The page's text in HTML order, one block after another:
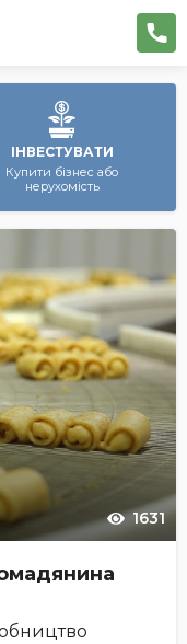
ІНВЕСТУВАТИ
Купити бізнес або
нерухомість
1631